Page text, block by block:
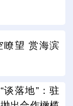
瞭望 赏海滨
谈落地”：驻